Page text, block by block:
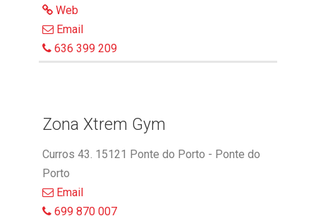
Web
Email
636 399 209
Zona Xtrem Gym
Curros 43. 15121 Ponte do Porto - Ponte do
Porto
Email
699 870 007